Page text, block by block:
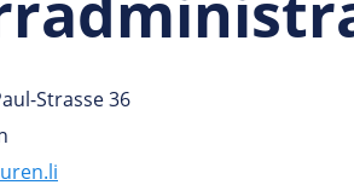
Strasse 36